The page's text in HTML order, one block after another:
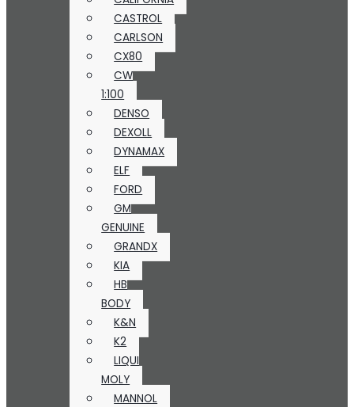
CASTROL
CARLSON
CX80
CW
1:100
DENSO
DEXOLL
DYNAMAX
ELF
FORD
GM
GENUINE
GRANDX
KIA
HB
BODY
K&N
K2
LIQUI
MOLY
MANNOL